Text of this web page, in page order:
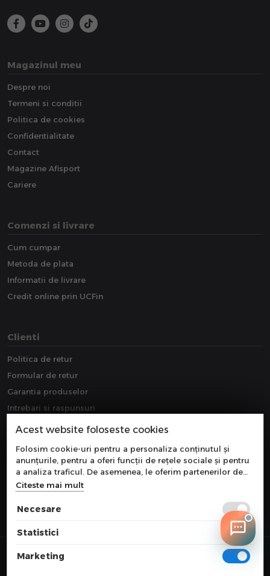
Magazinul meu
Despre noi
Termeni si conditii
Politica de cookies
Confidentialitate
Contact
Magazine Afisport
Cariere
Comenzi si livrare
Cum cumpar
Metoda de plata
Informatii de livrare
Credit online prin UCFin
Clienti
Politica de retur
Formular de retur
Garantia produselor
Intrebari si raspunsuri
Downloads
Acest website foloseste cookies
Folosim cookie-uri pentru a personaliza conținutul și
anunțurile, pentru a oferi funcții de rețele sociale și pentru
a analiza traficul. De asemenea, le oferim partenerilor de
rețele sociale, de publicitate și de analize informații cu
privire la modul în care folosiți site-ul nostru. Aceștia le
pot combina cu alte informații oferite de dvs. sau culese în
Citeste mai mult
Necesare
Statistici
Marketing